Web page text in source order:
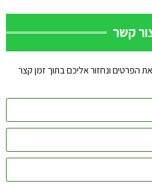
קשר
הפרטים ונחזור אליכם בתוך זמן קצר